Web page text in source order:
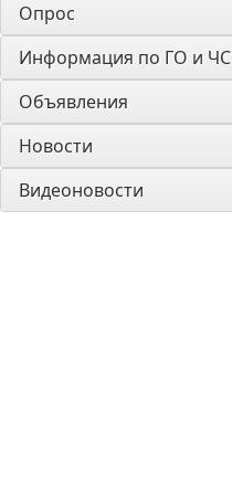
Опрос
Информация по ГО и ЧС
Объявления
Новости
Видеоновости